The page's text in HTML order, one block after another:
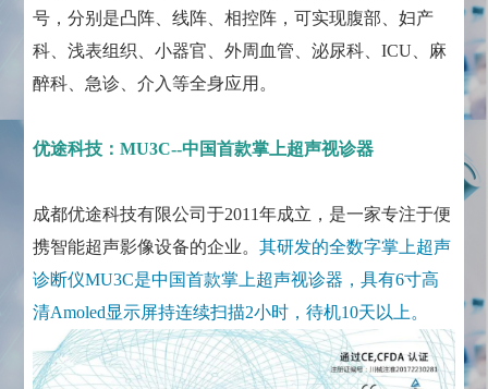
号，分别是凸阵、线阵、相控阵，可实现腹部、妇产
科、浅表组织、小器官、外周血管、泌尿科、ICU、麻
醉科、急诊、介入等全身应用。
优途科技：MU3C--中国首款掌上超声视诊器
成都优途科技有限公司于2011年成立，是一家专注于便
携智能超声影像设备的企业。其研发的全数字掌上超声
诊断仪MU3C是中国首款掌上超声视诊器，具有6寸高
清Amoled显示屏持连续扫描2小时，待机10天以上。